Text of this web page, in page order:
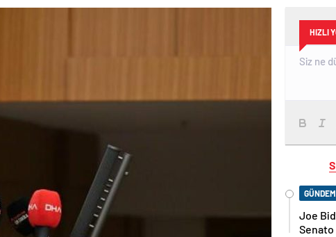
HIZLI
GÜNDEM
Joe